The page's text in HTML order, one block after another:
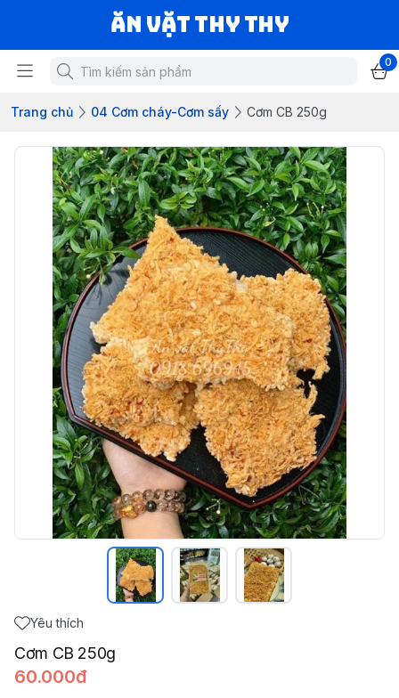
Ăn vặt Thy Thy
0
Trang chủ 04 Cơm cháy-Cơm sấy Cơm CB 250g
Yêu thích
Cơm CB 250g
60.000đ